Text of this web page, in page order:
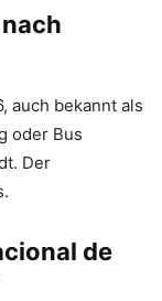
auch bekannt als
oder Bus
Der
de